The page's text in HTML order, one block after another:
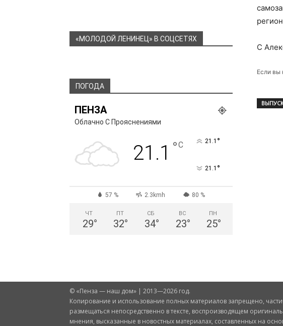
С
Если вы
«МОЛОДОЙ ЛЕНИНЕЦ» В СОЦСЕТЯХ
ПОГОДА
ПЕНЗА
Облачно С Прояснениями
21.1 °C 21.1 °
21.1 °
57 % 2.3kmh 80 %
ЧТ
29°
ПТ
32°
СБ
34°
ВС
23°
ПН
25°
© «Пенза — наш дом» | 2013—2026 год.
Копирование и использование полных материалов запрещено,
размещаться непосредственно в тексте, воспроизводящем
мнения, высказанные в новостных материалах, составленных на